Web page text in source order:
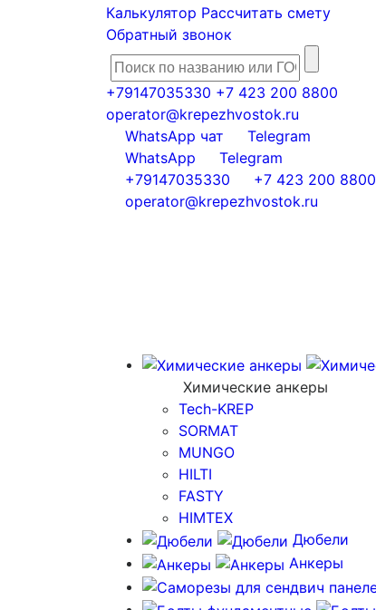
Калькулятор Рассчитать смету
Обратный звонок
+79147035330 +7 423 200 8800
operator@krepezhvostok.ru
WhatsApp чат
Telegram
WhatsApp
Telegram
+79147035330
+7 423 200 8800
operator@krepezhvostok.ru
Химические анкеры
Tech-KREP
SORMAT
MUNGO
HILTI
FASTY
HIMTEX
Дюбели
Анкеры